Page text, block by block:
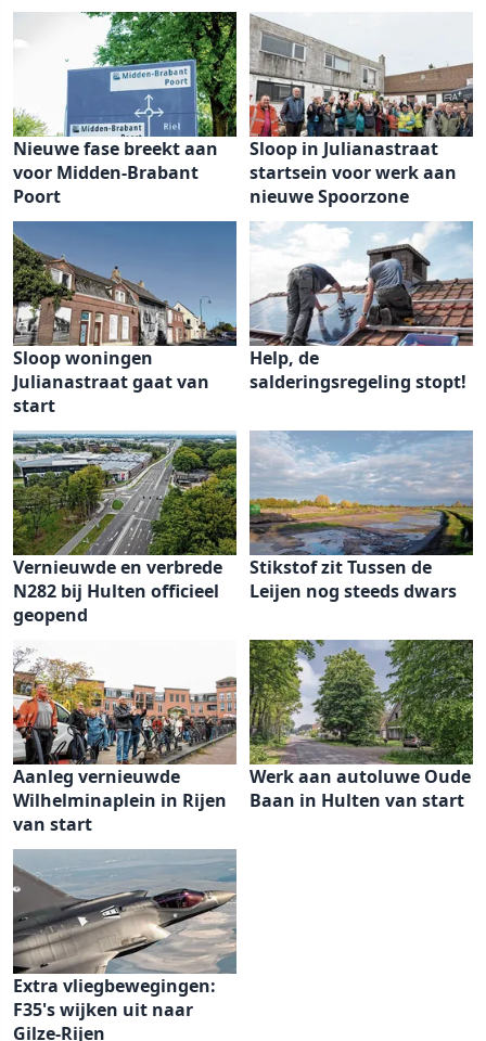
Nieuwe fase breekt aan
voor Midden-Brabant
Poort
Sloop in Julianastraat
startsein voor werk aan
nieuwe Spoorzone
Sloop woningen
Julianastraat gaat van
start
Help, de
salderingsregeling stopt!
Vernieuwde en verbrede
N282 bij Hulten officieel
geopend
Stikstof zit Tussen de
Leijen nog steeds dwars
Aanleg vernieuwde
Wilhelminaplein in Rijen
van start
Werk aan autoluwe Oude
Baan in Hulten van start
Extra vliegbewegingen:
F35's wijken uit naar
Gilze-Rijen